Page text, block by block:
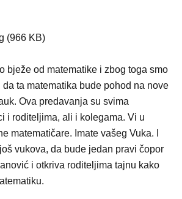
bježe od matematike i zbog toga smo
ta matematika bude pohod na nove
Ova predavanja su svima
i roditeljima, ali i kolegama. Vi u
matematičare. Imate vašeg Vuka. I
vukova, da bude jedan pravi čopor
i otkriva roditeljima tajnu kako